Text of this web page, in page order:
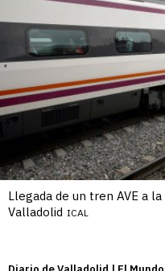
Llegada de un tren AVE a
Valladolid ICAL